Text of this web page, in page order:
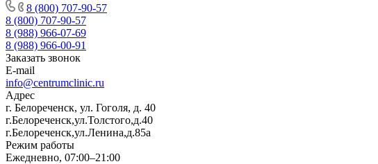
8 (800) 707-90-57
8 (800) 707-90-57
8 (988) 966-07-69
8 (988) 966-00-91
Заказать звонок
E-mail
info@centrumclinic.ru
Адрес
г. Белореченск, ул. Гоголя, д. 40
г.Белореченск,ул.Толстого,д.40
г.Белореченск,ул.Ленина,д.85а
Режим работы
Ежедневно, 07:00–21:00